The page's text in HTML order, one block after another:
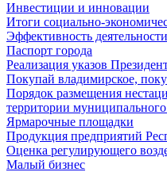
Инвестиции и инновации
Итоги социально-
Эффективность
Паспорт города
Реализация указов
Покупай владимирское,
Порядок размещения
территории
Ярмарочные площадки
Продукция предприятий
Оценка регулирующего
Малый бизнес